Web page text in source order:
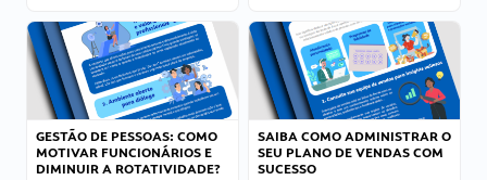
GESTÃO DE PESSOAS: COMO
MOTIVAR FUNCIONÁRIOS E
DIMINUIR A ROTATIVIDADE?
SAIBA COMO ADMINISTRAR O
SEU PLANO DE VENDAS COM
SUCESSO